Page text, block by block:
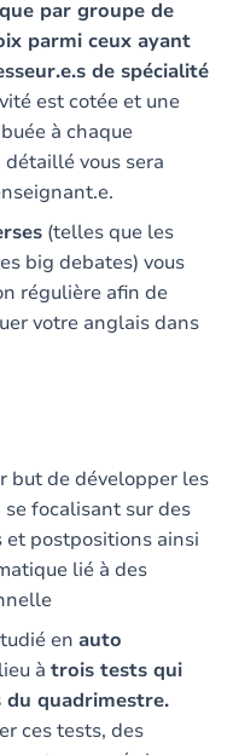
par groupe de
parmi ceux ayant
de spécialité
est cotée et une
à chaque
vous sera
(telles que les
big debates) vous
régulière afin de
votre anglais dans
but de développer les
focalisant sur des
postpositions ainsi
lié à des
en auto
à trois tests qui
du quadrimestre.
ces tests, des